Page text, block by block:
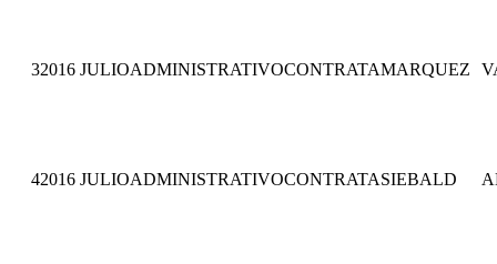
32016 JULIOADMINISTRATIVOCONTRATAMARQUEZ
42016 JULIOADMINISTRATIVOCONTRATASIEBALD